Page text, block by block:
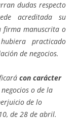
dudas respecto
acreditada su
firma manuscrita o
practicado
de negocios.
con carácter
o de la
de lo
de 28 de abril.